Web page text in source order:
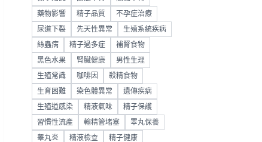
藥物影響 精子品質 不孕症治療
尿道下裂 先天性異常 生殖系統疾病
絲蟲病 精子過多症 補腎食物
黑色水果 腎臟健康 男性生理
生殖常識 咖啡因 殺精食物
生育困難 染色體異常 遺傳疾病
生殖道感染 精液氣味 精子保護
習慣性流產 輸精管堵塞 睪丸保養
睾丸炎 精液檢查 精子健康